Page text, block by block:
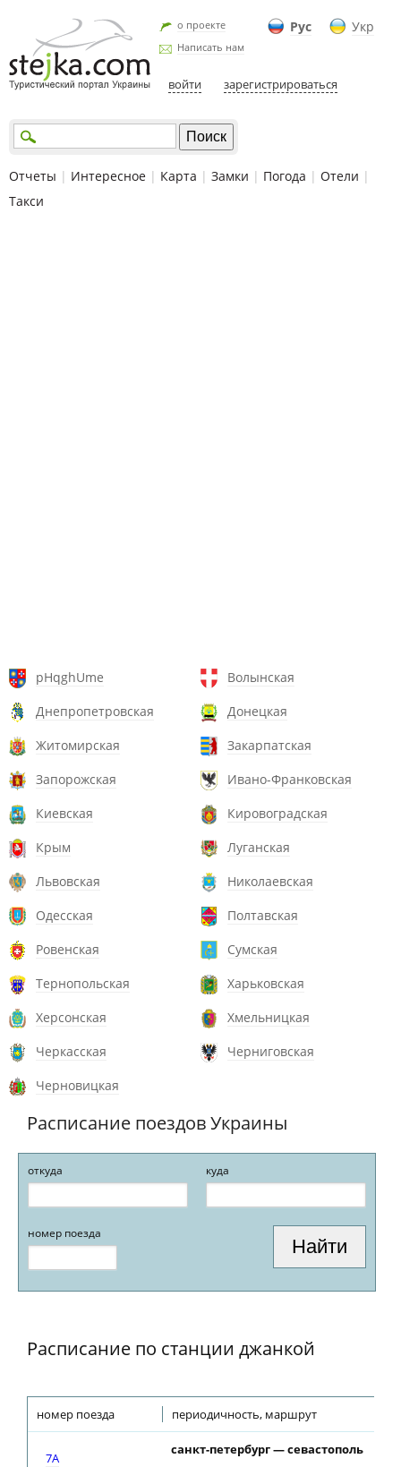
Рус Укр
о проекте
Написать нам
войти зарегистрироваться
Отчеты | Интересное | Карта | Замки | Погода | Отели |
Такси
pHqghUme
Волынская
Днепропетровская
Донецкая
Житомирская
Закарпатская
Запорожская
Ивано-Франковская
Киевская
Кировоградская
Крым
Луганская
Львовская
Николаевская
Одесская
Полтавская
Ровенская
Сумская
Тернопольская
Харьковская
Херсонская
Хмельницкая
Черкасская
Черниговская
Черновицкая
Расписание поездов Украины
откуда куда
номер поезда
Расписание по станции джанкой
номер поезда периодичность, маршрут
7А
санкт-петербург — севастополь